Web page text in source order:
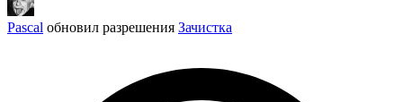
Pascal обновил разрешения Зачистка